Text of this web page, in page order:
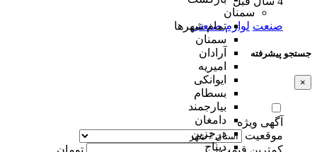
سمنان
تمام شهر‌ها
سمنان
آرادان
امیریه
ایوانکی
بسطام
بیارجمند
دامغان
درجزین
دیباج
صنعت لوازم صنعتی
جستجو پیشرفته
×
آگهی ویژه
موقعیت
کمترین قیمت
تومان